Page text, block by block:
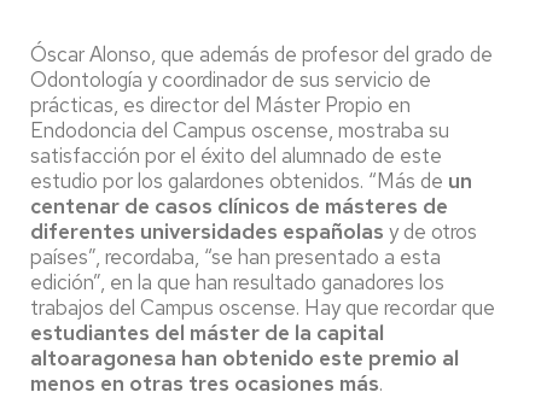
Óscar Alonso, que además de profesor del grado de
Odontología y coordinador de sus servicio de
prácticas, es director del Máster Propio en
Endodoncia del Campus oscense, mostraba su
satisfacción por el éxito del alumnado de este
estudio por los galardones obtenidos. “Más de un
centenar de casos clínicos de másteres de
diferentes universidades españolas y de otros
países”, recordaba, “se han presentado a esta
edición”, en la que han resultado ganadores los
trabajos del Campus oscense. Hay que recordar que
estudiantes del máster de la capital
altoaragonesa han obtenido este premio al
menos en otras tres ocasiones más.